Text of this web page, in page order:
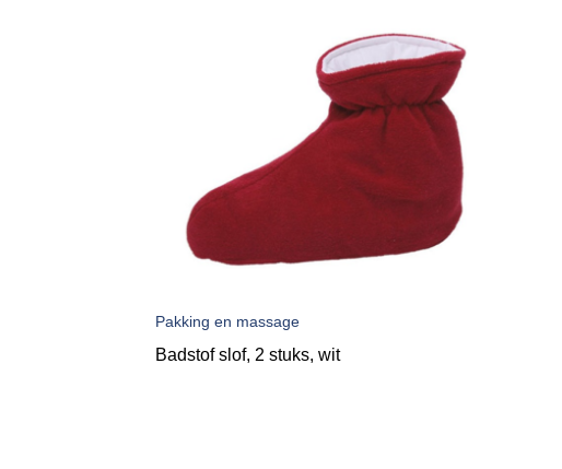
Pakking en massage
Badstof slof, 2 stuks, wit